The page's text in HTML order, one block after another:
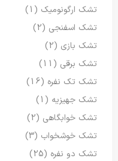
تشک ارگونومیک (1)
تشک اسفنجی (2)
تشک بازی (2)
تشک برقی (11)
تشک تک نفره (16)
تشک جهیزیه (1)
تشک خوابگاهی (2)
تشک خوشخواب (3)
تشک دو نفره (25)